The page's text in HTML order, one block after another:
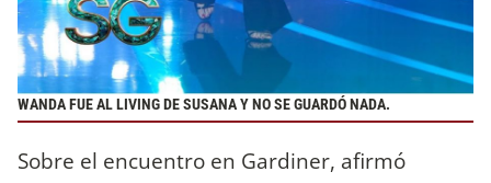
WANDA FUE AL LIVING DE SUSANA Y NO SE GUARDÓ NADA.
Sobre el encuentro en Gardiner, afirmó